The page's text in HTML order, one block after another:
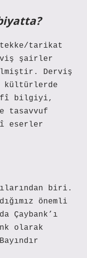
tarikat
şairler
Derviş
kültürlerde
bilgiyi,
tasavvuf
eserler
biri.
önemli
Çaybank’ı
olarak